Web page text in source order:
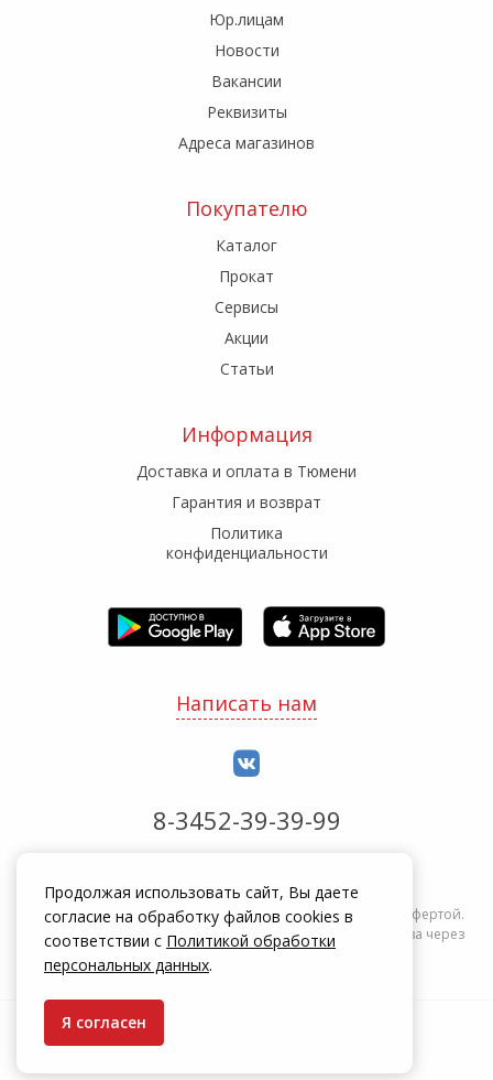
Юр.лицам
Новости
Вакансии
Реквизиты
Адреса магазинов
Покупателю
Каталог
Прокат
Сервисы
Акции
Статьи
Информация
Доставка и оплата в Тюмени
Гарантия и возврат
Политика
конфиденциальности
Написать нам
8-3452-39-39-99
Информация на сайте zakrepi.ru не является публичной офертой.
Указанные цены действуют только при оформлении заказа через
интернет-магазин zakrepi.ru.
© КрепыЖ, 2004 — 2026
Продолжая использовать сайт, Вы даете
согласие на обработку файлов cookies в
соответствии с Политикой обработки
персональных данных.
Я согласен